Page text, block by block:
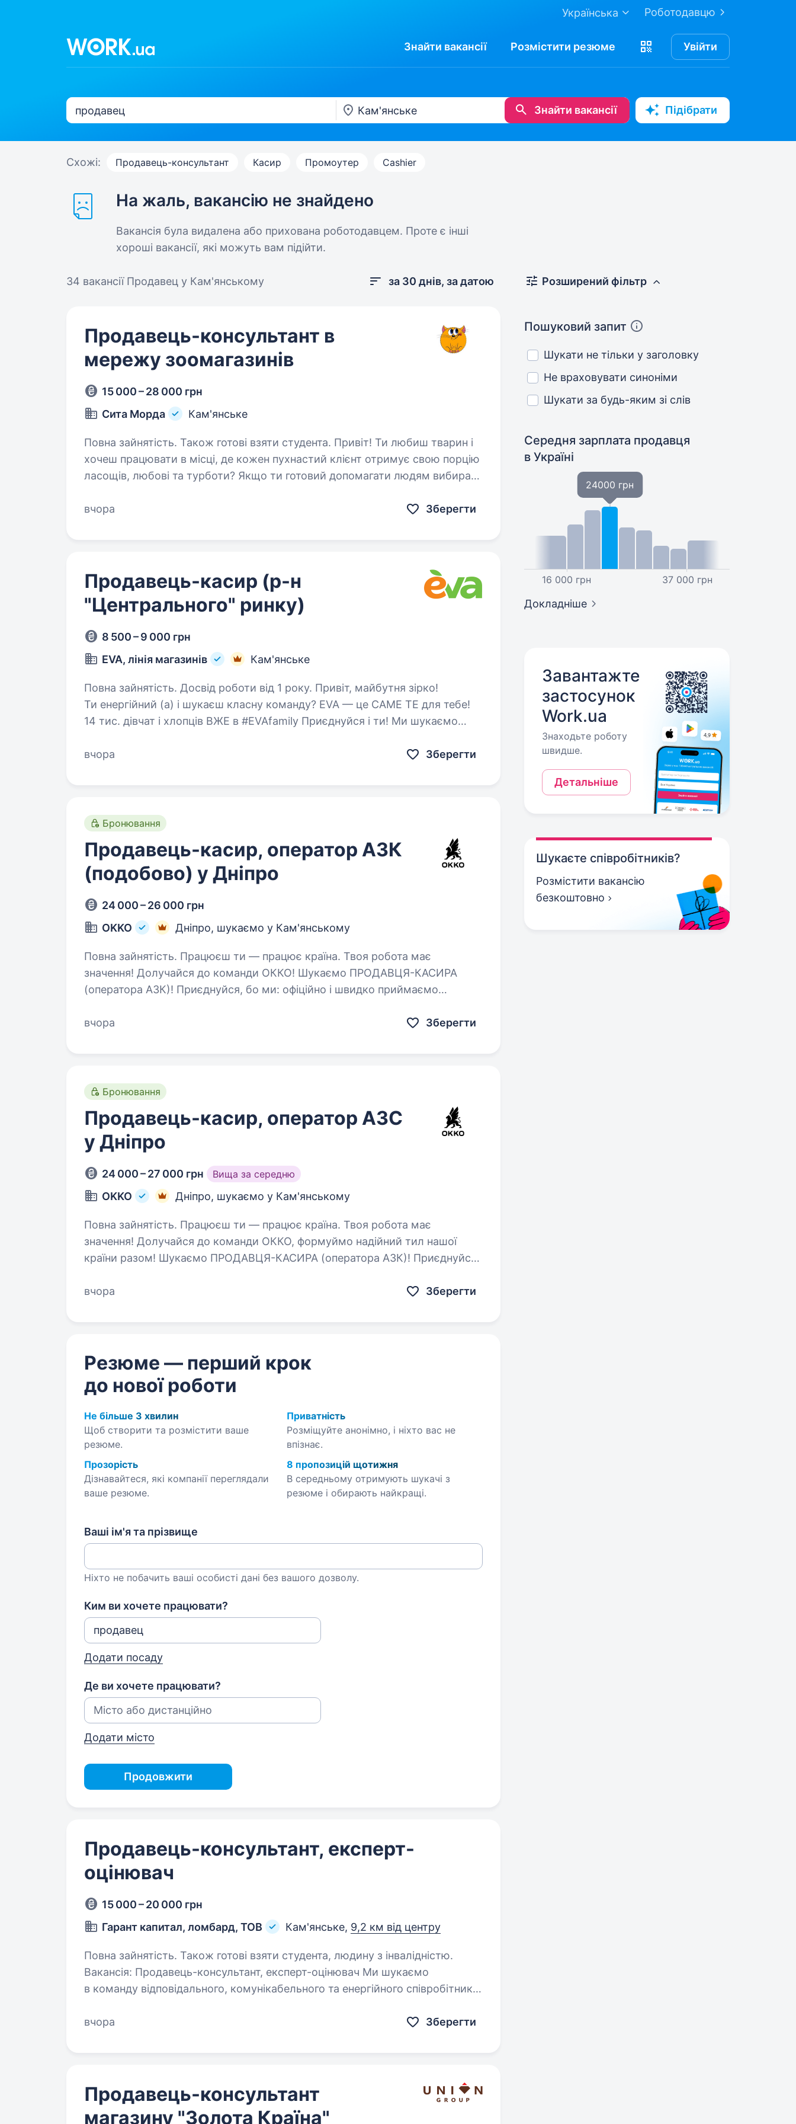
Роботодавцю
Українська
Знайти вакансії Розмістити резюме Увійти
Знайти вакансії Підібрати
Схожі: Продавець-консультант Касир Промоутер Cashier
На жаль, вакансію не знайдено
Вакансія була видалена або прихована роботодавцем. Проте є інші
хороші вакансії, які можуть вам підійти.
34 вакансії Продавец у Кам'янському за 30 днів, за датою
Продавець-консультант в
мережу зоомагазинів
15 000 – 28 000 грн
Сита Морда
Кам'янське
Повна зайнятість. Також готові взяти студента. Привіт! Ти любиш тварин і
хочеш працювати в місці, де кожен пухнастий клієнт отримує свою порцію
ласощів, любові та турботи? Якщо ти готовий допомагати людям вибирати
вчора
Зберегти
Продавець-касир (р-н
"Центрального" ринку)
8 500 – 9 000 грн
EVA, лінія магазинів
Кам'янське
Повна зайнятість. Досвід роботи від 1 року. Привіт, майбутня зірко!
Ти енергійний (а) і шукаєш класну команду? EVA — це САМЕ ТЕ для тебе!
14 тис. дівчат і хлопців ВЖЕ в #EVAfamily Приєднуйся і ти! Ми шукаємо
вчора
Зберегти
Бронювання
Продавець-касир, оператор АЗК
(подобово) у Дніпро
24 000 – 26 000 грн
OKKO
Дніпро, шукаємо у Кам'янському
Повна зайнятість. Працюєш ти — працює країна. Твоя робота має
значення! Долучайся до команди ОККО! Шукаємо ПРОДАВЦЯ-КАСИРА
(оператора АЗК)! Приєднуйся, бо ми: офіційно і швидко приймаємо
вчора
Зберегти
Бронювання
Продавець-касир, оператор АЗС
у Дніпро
24 000 – 27 000 грн Вища за середню
OKKO Дніпро, шукаємо у Кам'янському
Повна зайнятість. Працюєш ти — працює країна. Твоя робота має
значення! Долучайся до команди ОККО, формуймо надійний тил нашої
країни разом! Шукаємо ПРОДАВЦЯ-КАСИРА (оператора АЗК)! Приєднуйся,
вчора
Зберегти
Резюме — перший крок
до нової роботи
Не більше 3 хвилин
Щоб створити та розмістити ваше
резюме.
Приватність
Розміщуйте анонімно, і ніхто вас не
впізнає.
Прозорість
Дізнавайтеся, які компанії переглядали
ваше резюме.
8 пропозицій щотижня
В середньому отримують шукачі з
резюме і обирають найкращі.
Ваші ім'я та прізвище
Ніхто не побачить ваші особисті дані без вашого дозволу.
Ким ви хочете працювати?
Додати посаду
Де ви хочете працювати?
Додати місто
Продовжити
Продавець-консультант, експерт-
оцінювач
15 000 – 20 000 грн
Гарант капитал, ломбард, ТОВ
Кам'янське, 9,2 км від центру
Повна зайнятість. Також готові взяти студента, людину з інвалідністю.
Вакансія: Продавець-консультант, експерт-оцінювач Ми шукаємо
в команду відповідального, комунікабельного та енергійного співробітника
мережу «Garant»…
вчора Зберегти
Продавець-консультант
магазину "Золота Країна"
Розширений фільтр
Пошуковий запит
Шукати не тільки у заголовку
Не враховувати синоніми
Шукати за будь-яким зі слів
Середня зарплата продавця
в Україні
16 000 грн
24000 грн
37 000 грн
Докладніше
Завантажте
застосунок
Work.ua
Знаходьте роботу
швидше.
Детальніше
Шукаєте співробітників?
Розмістити вакансію
безкоштовно